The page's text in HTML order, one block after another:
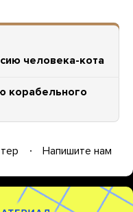
человека-кота
корабельного
Напишите нам